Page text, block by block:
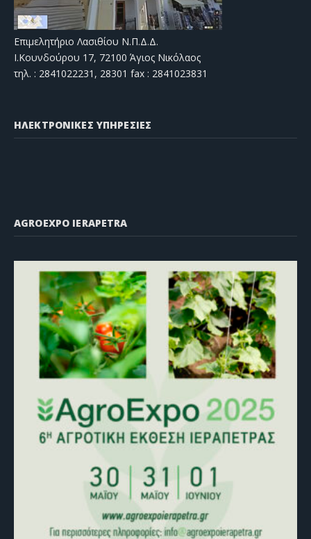
Επιμελητήριο Λασιθίου Ν.Π.Δ.Δ.
Ι.Κουνδούρου 17, 72100 Άγιος Νικόλαος
τηλ. : 2841022231, 28301 fax : 2841023831
ΗΛΕΚΤΡΟΝΙΚΕΣ ΥΠΗΡΕΣΙΕΣ
AGROEXPO IERAPETRA